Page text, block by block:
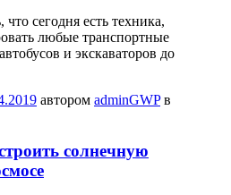
сегодня есть техника,
любые транспортные
и экскаваторов до
автором adminGWPв
солнечную